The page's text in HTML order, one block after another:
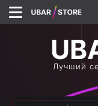
Лучший